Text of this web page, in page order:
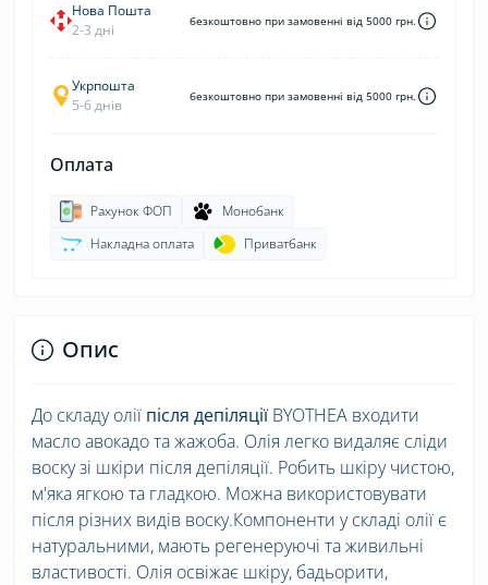
Нова Пошта
2-3 дні
безкоштовно при замовенні від 5000 грн.
Укрпошта
5-6 днів
безкоштовно при замовенні від 5000 грн.
Оплата
Рахунок ФОП
Монобанк
Накладна оплата
Приватбанк
Опис
До складу олії після депіляціїBYOTHEA входити
масло авокадо та жажоба. Олія легко видаляє сліди
воску зі шкіри після депіляції. Робить шкіру чистою,
м'яка ягкою та гладкою. Можна використовувати
після різних видів воску.Компоненти у складі олії є
натуральними, мають регенеруючі та живильні
властивості. Олія освіжає шкіру, бадьорити,